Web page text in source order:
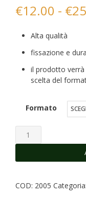
€12.00 - €
Alta qualità
fissazione e
il prodotto
scelta del
Formato
Scandal
J.P.G
profumo
equivalente
COD: 2005 Categoria: